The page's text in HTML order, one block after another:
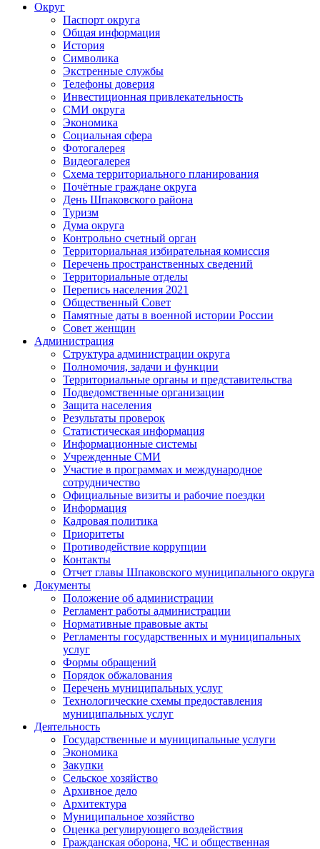
Округ
Паспорт округа
Общая информация
История
Символика
Экстренные службы
Телефоны доверия
Инвестиционная привлекательность
СМИ округа
Экономика
Социальная сфера
Фотогалерея
Видеогалерея
Схема территориального планирования
Почётные граждане округа
День Шпаковского района
Туризм
Дума округа
Контрольно счетный орган
Территориальная избирательная комиссия
Перечень пространственных сведений
Территориальные отделы
Перепись населения 2021
Общественный Совет
Памятные даты в военной истории России
Совет женщин
Администрация
Структура администрации округа
Полномочия, задачи и функции
Территориальные органы и представительства
Подведомственные организации
Защита населения
Результаты проверок
Статистическая информация
Информационные системы
Учрежденные СМИ
Участие в программах и международное
сотрудничество
Официальные визиты и рабочие поездки
Информация
Кадровая политика
Приоритеты
Противодействие коррупции
Контакты
Отчет главы Шпаковского муниципального округа
Документы
Положение об администрации
Регламент работы администрации
Нормативные правовые акты
Регламенты государственных и муниципальных
услуг
Формы обращений
Порядок обжалования
Перечень муниципальных услуг
Технологические схемы предоставления
муниципальных услуг
Деятельность
Государственные и муниципальные услуги
Экономика
Закупки
Сельское хозяйство
Архивное дело
Архитектура
Муниципальное хозяйство
Оценка регулирующего воздействия
Гражданская оборона, ЧС и общественная